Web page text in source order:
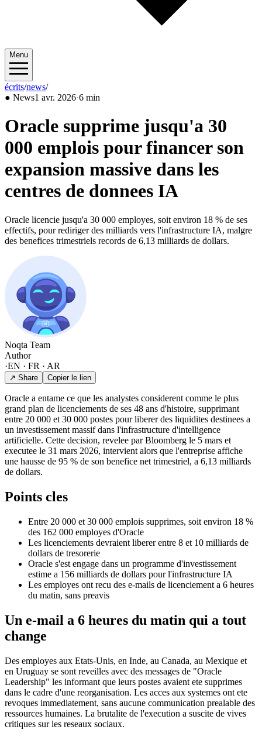
Menu
écrits/news/2026/04
● News1 avr. 2026·6 min
Oracle supprime jusqu'a 30
000 emplois pour financer son
expansion massive dans les
centres de donnees IA
Oracle licencie jusqu'a 30 000 employes, soit environ 18 % de ses
effectifs, pour rediriger des milliards vers l'infrastructure IA, malgre
des benefices trimestriels records de 6,13 milliards de dollars.
Noqta Team
Author
·EN · FR · AR
↗ Share Copier le lien
Oracle a entame ce que les analystes considerent comme le plus
grand plan de licenciements de ses 48 ans d'histoire, supprimant
entre 20 000 et 30 000 postes pour liberer des liquidites destinees a
un investissement massif dans l'infrastructure d'intelligence
artificielle. Cette decision, revelee par Bloomberg le 5 mars et
executee le 31 mars 2026, intervient alors que l'entreprise affiche
une hausse de 95 % de son benefice net trimestriel, a 6,13 milliards
de dollars.
Points cles
Entre 20 000 et 30 000 emplois supprimes, soit environ 18 %
des 162 000 employes d'Oracle
Les licenciements devraient liberer entre 8 et 10 milliards de
dollars de tresorerie
Oracle s'est engage dans un programme d'investissement
estime a 156 milliards de dollars pour l'infrastructure IA
Les employes ont recu des e-mails de licenciement a 6 heures
du matin, sans preavis
Un e-mail a 6 heures du matin qui a tout
change
Des employes aux Etats-Unis, en Inde, au Canada, au Mexique et
en Uruguay se sont reveilles avec des messages de "Oracle
Leadership" les informant que leurs postes avaient ete supprimes
dans le cadre d'une reorganisation. Les acces aux systemes ont ete
revoques immediatement, sans aucune communication prealable des
ressources humaines. La brutalite de l'execution a suscite de vives
critiques sur les reseaux sociaux.